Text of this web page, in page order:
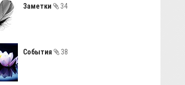
Заметки 34
События 38